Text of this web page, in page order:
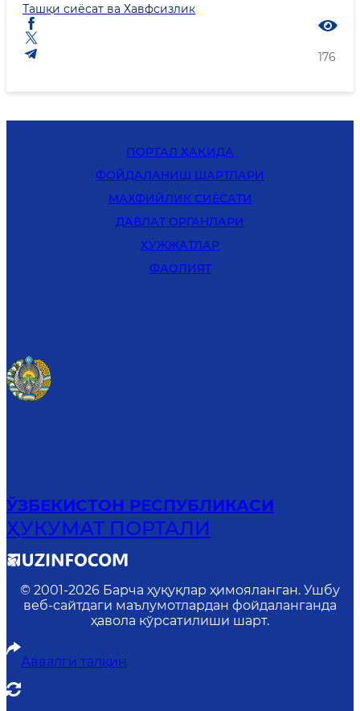
Ташқи сиёсат ва Хавфсизлик
176
ПОРТАЛ ҲАҚИДА
ФОЙДАЛАНИШ ШАРТЛАРИ
MАХФИЙЛИК СИЁСАТИ
ДАВЛАТ ОРГАНЛАРИ
ҲУЖЖАТЛАР
ФАОЛИЯТ
ЎЗБЕКИСТОН РЕСПУБЛИКАСИ
ҲУКУМАТ ПОРТАЛИ
© 2001-2026 Барча ҳуқуқлар ҳимояланган. Ушбу
веб-сайтдаги маълумотлардан фойдаланганда
ҳавола кўрсатилиши шарт.
Аввалги талқин